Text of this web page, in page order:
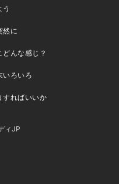
う
然に
んな感じ？
いろいろ
すればいいか
ィJP